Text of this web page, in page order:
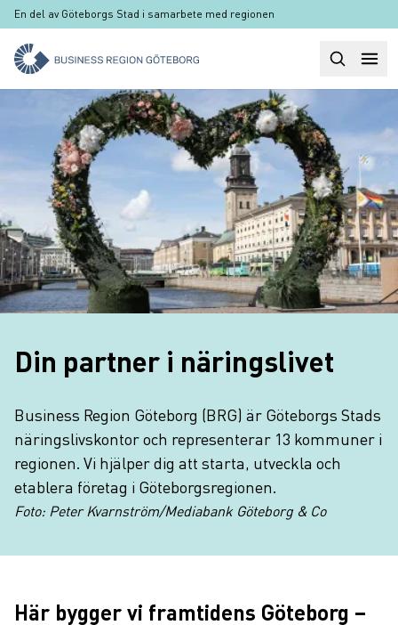
Hoppa till huvudinnehåll
En del av Göteborgs Stad i samarbete med regionen
Sök
Din partner i näringslivet
Business Region Göteborg (BRG) är Göteborgs Stads
näringslivskontor och representerar 13 kommuner i
regionen. Vi hjälper dig att starta, utveckla och
etablera företag i Göteborgsregionen.
Foto: Peter Kvarnström/Mediabank Göteborg & Co
Här bygger vi framtidens Göteborg –